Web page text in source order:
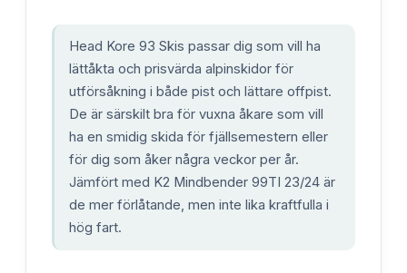
Head Kore 93 Skis passar dig som vill ha
lättåkta och prisvärda alpinskidor för
utförsåkning i både pist och lättare offpist.
De är särskilt bra för vuxna åkare som vill
ha en smidig skida för fjällsemestern eller
för dig som åker några veckor per år.
Jämfört med K2 Mindbender 99TI 23/24 är
de mer förlåtande, men inte lika kraftfulla i
hög fart.